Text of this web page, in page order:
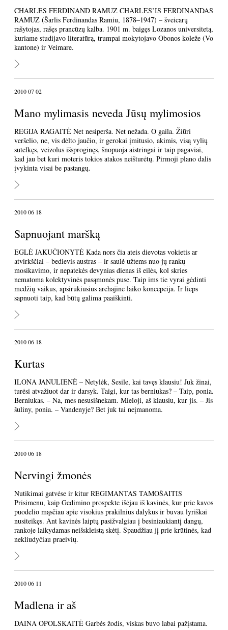
CHARLES FERDINAND RAMUZ CHARLES’IS FERDINANDAS
RAMUZ (Šarlis Ferdinandas Ramiu, 1878–1947) – šveicarų
rašytojas, rašęs prancūzų kalba. 1901 m. baigęs Lozanos universitetą,
kuriame studijavo literatūrą, trumpai mokytojavo Obonos koleže (Vo
kantone) ir Veimare.
2010 07 02
Mano mylimasis neveda Jūsų mylimosios
REGIJA RAGAITĖ Net nesiperša. Net nežada. O gaila. Žiūri
veršelio, ne, vis dėlto jaučio, ir gerokai įmitusio, akimis, visą vylių
sutelkęs, veizolus išsproginęs, šnopuoja aistringai ir taip pagaviai,
kad jau bet kuri moteris tokios atakos neišturėtų. Pirmoji plano dalis
įvykinta visai be pastangų.
2010 06 18
Sapnuojant maršką
EGLĖ JAKUČIONYTĖ Kada nors čia ateis dievotas vokietis ar
atvirkščiai – bedievis austras – ir saulė užtems nuo jų rankų
mosikavimo, ir nepatekės devynias dienas iš eilės, kol skries
nematoma kolektyvinės pasąmonės puse. Taip ims tie vyrai gėdinti
medžių vaikus, apsirūkiusius archajine laiko koncepcija. Ir lieps
sapnuoti taip, kad būtų galima paaiškinti.
2010 06 18
Kurtas
ILONA JANULIENĖ – Netylėk, Sesile, kai tavęs klausiu! Juk žinai,
turėsi atvažiuot dar ir darsyk. Taigi, kur tas berniukas? – Taip, ponia.
Berniukas. – Na, mes nesusišnekam. Mieloji, aš klausiu, kur jis. – Jis
šuliny, ponia. – Vandenyje? Bet juk tai neįmanoma.
2010 06 18
Nervingi žmonės
Nutikimai gatvėse ir kitur REGIMANTAS TAMOŠAITIS
Prisimenu, kaip Gedimino prospekte išėjau iš kavinės, kur prie kavos
puodelio mąsčiau apie visokius prakilnius dalykus ir buvau lyriškai
nusiteikęs. Ant kavinės laiptų pasižvalgiau į besiniaukiantį dangų,
rankoje laikydamas neišskleistą skėtį. Spaudžiau jį prie krūtinės, kad
nekliudyčiau praeivių.
2010 06 11
Madlena ir aš
DAINA OPOLSKAITĖ Garbės žodis, viskas buvo labai pažįstama.